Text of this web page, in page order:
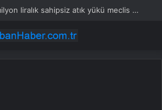
Karabağlar’ da 80 milyon liralık sahipsiz atık yükü meclis gündeminde